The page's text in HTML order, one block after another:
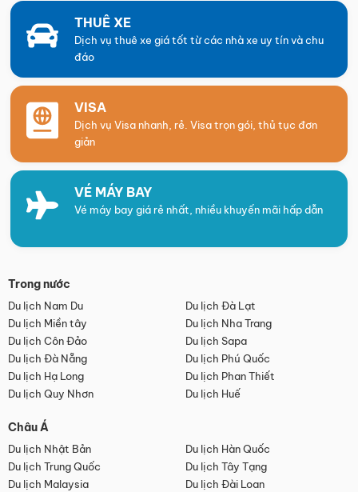
THUÊ XE
Dịch vụ thuê xe giá tốt từ các nhà xe uy tín và chu
đáo
VISA
Dịch vụ Visa nhanh, rẻ. Visa trọn gói, thủ tục đơn
giản
VÉ MÁY BAY
Vé máy bay giá rẻ nhất, nhiều khuyến mãi hấp dẫn
Trong nước
Du lịch Nam Du
Du lịch Đà Lạt
Du lịch Miền tây
Du lịch Nha Trang
Du lịch Côn Đảo
Du lịch Sapa
Du lịch Đà Nẵng
Du lịch Phú Quốc
Du lịch Hạ Long
Du lịch Phan Thiết
Du lịch Quy Nhơn
Du lịch Huế
Châu Á
Du lịch Nhật Bản
Du lịch Hàn Quốc
Du lịch Trung Quốc
Du lịch Tây Tạng
Du lịch Malaysia
Du lịch Đài Loan